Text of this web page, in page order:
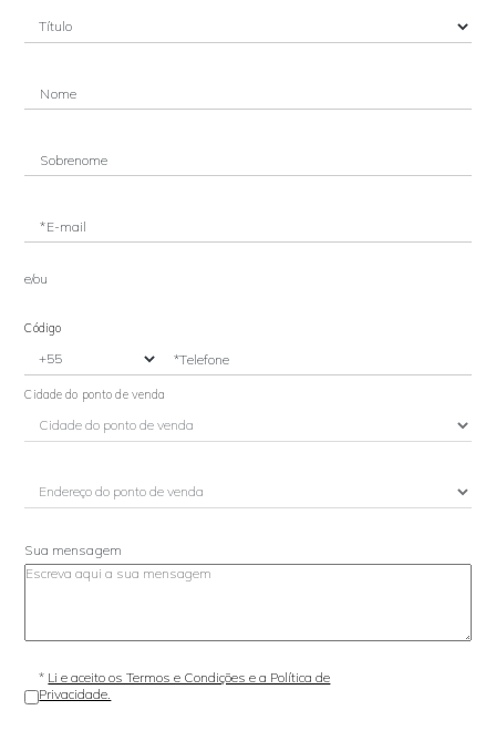
Nome
Sobrenome
*E-mail
e/ou
Código
*Telefone
Cidade do ponto de venda
Sua mensagem
* Li e aceito os Termos e Condições e a Política de
Privacidade.